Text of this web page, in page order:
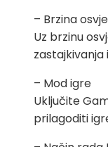
– Brzina
Uz brzinu
zastajkivanja
– Mod igre
Uključite
prilagoditi